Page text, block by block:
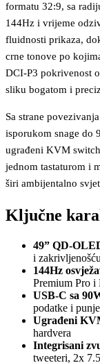
formatu 32:9, sa
144Hz i vrijeme
fluidnosti prikaza,
crne tonove po
DCI-P3 pokrivenost
sliku bogatom i
Sa strane
isporukom snage do
ugrađeni KVM
jednom tastaturom i
širi ambijentalno
Ključne
49” QD-
i
144Hz
Premium Pro
USB-C sa
podatke i
Ugrađeni
hardvera
Integrisani
tweeteri, 2x